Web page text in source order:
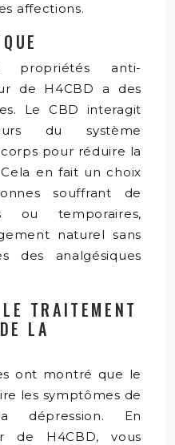
affections.
anti-
de H4CBD a des
Le CBD interagit
du système
pour réduire la
en fait un choix
souffrant de
ou temporaires,
naturel sans
des analgésiques
TRAITEMENT
LA
ont montré que le
les symptômes de
dépression. En
de H4CBD, vous